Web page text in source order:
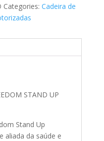
Categories: Cadeira de
STAND UP
Stand Up
aliada da saúde e